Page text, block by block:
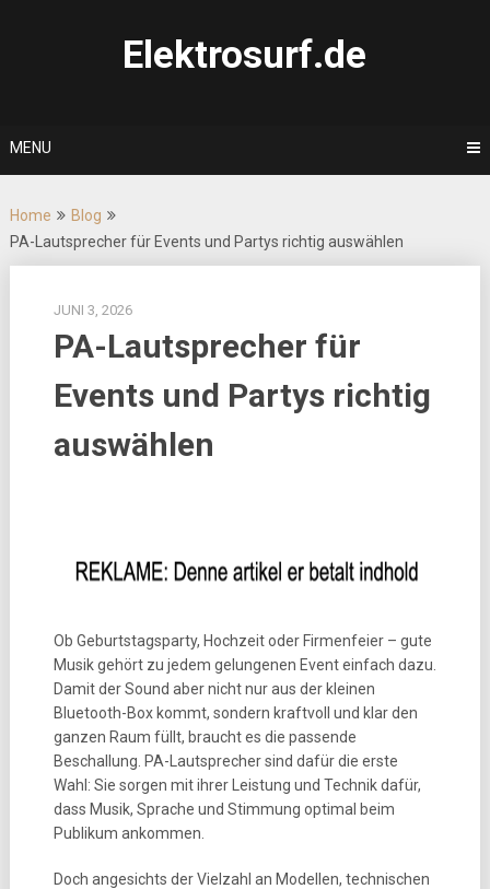
Elektrosurf.de
MENU
Home
Blog
PA-Lautsprecher für Events und Partys richtig auswählen
JUNI 3, 2026
PA-Lautsprecher für
Events und Partys richtig
auswählen
Ob Geburtstagsparty, Hochzeit oder Firmenfeier – gute
Musik gehört zu jedem gelungenen Event einfach dazu.
Damit der Sound aber nicht nur aus der kleinen
Bluetooth-Box kommt, sondern kraftvoll und klar den
ganzen Raum füllt, braucht es die passende
Beschallung. PA-Lautsprecher sind dafür die erste
Wahl: Sie sorgen mit ihrer Leistung und Technik dafür,
dass Musik, Sprache und Stimmung optimal beim
Publikum ankommen.
Doch angesichts der Vielzahl an Modellen, technischen